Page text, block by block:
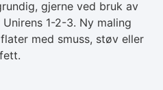
gjerne ved bruk av
1-2-3. Ny maling
med smuss, støv eller
fett.